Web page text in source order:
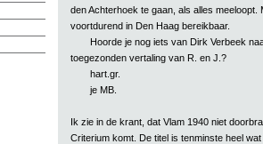
den Achterhoek te gaan, als alles meeloopt.
voortdurend in Den Haag bereikbaar.
Hoorde je nog iets van Dirk Verbeek
toegezonden vertaling van R. en J.?
hart.gr.
je MB.
Ik zie in de krant, dat Vlam 1940 niet
Criterium komt. De titel is tenminste heel